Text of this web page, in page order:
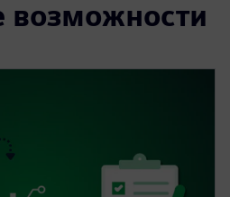
возможности